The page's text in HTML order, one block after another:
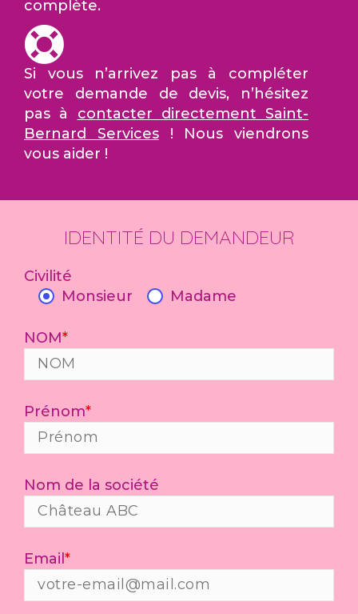
complète.
Si vous n’arrivez pas à compléter
votre demande de devis, n’hésitez
pas à contacter directement Saint-
Bernard Services! Nous viendrons
vous aider !
IDENTITÉ DU DEMANDEUR
Civilité
Monsieur
Madame
NOM*
Prénom*
Nom de la société
Email *